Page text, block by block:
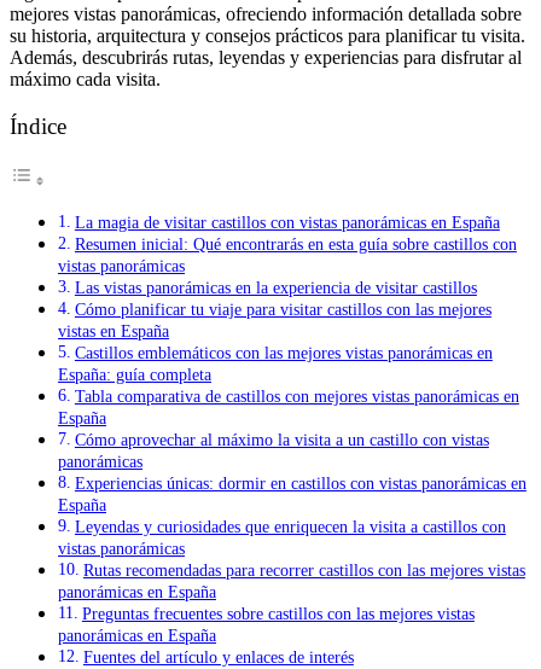
mejores vistas panorámicas, ofreciendo información detallada sobre
su historia, arquitectura y consejos prácticos para planificar tu visita.
Además, descubrirás rutas, leyendas y experiencias para disfrutar al
máximo cada visita.
Índice
La magia de visitar castillos con vistas panorámicas en España
Resumen inicial: Qué encontrarás en esta guía sobre castillos con
vistas panorámicas
Las vistas panorámicas en la experiencia de visitar castillos
Cómo planificar tu viaje para visitar castillos con las mejores
vistas en España
Castillos emblemáticos con las mejores vistas panorámicas en
España: guía completa
Tabla comparativa de castillos con mejores vistas panorámicas en
España
Cómo aprovechar al máximo la visita a un castillo con vistas
panorámicas
Experiencias únicas: dormir en castillos con vistas panorámicas en
España
Leyendas y curiosidades que enriquecen la visita a castillos con
vistas panorámicas
Rutas recomendadas para recorrer castillos con las mejores vistas
panorámicas en España
Preguntas frecuentes sobre castillos con las mejores vistas
panorámicas en España
Fuentes del artículo y enlaces de interés